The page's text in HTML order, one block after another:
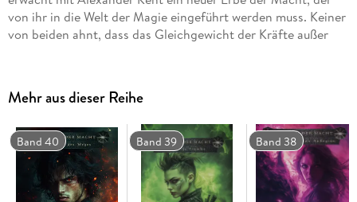
von ihr in die Welt der Magie eingeführt werden muss. Keiner
von beiden ahnt, dass das Gleichgewicht der Kräfte außer
Archive. Kämpfe mit den Lichtkämpfern und dem Rat des
Lichts - Johanna von Orleans, Leonardo da Vinci und viele
mehr -, um den Erhalt der Menschheit. Das Erbe der Macht . .
. . . . Gewinner des Deutschen Phantastik Preis 2019 in "Beste
Serie"! . . . Gewinner des Lovelybooks Lesepreis 2018! . . .
Gewinner des Skoutz-Award 2018!
Mehr aus dieser Reihe
Band 40 Band 39 Band 38